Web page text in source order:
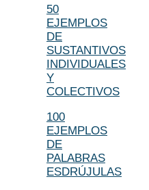
50
EJEMPLOS
DE
SUSTANTIVOS
INDIVIDUALES
Y
COLECTIVOS
100
EJEMPLOS
DE
PALABRAS
ESDRÚJULAS